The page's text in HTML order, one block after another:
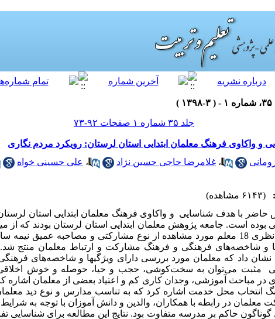
جلد ۳۵ شماره ۱ صفحات ۹۲-۷۳
و واکاوی فرهنگ معلمان ابتدایی استان لرستان: رویکرد مردم نگاری
، غلامرضا حاجی حسین نژاد ، علی حسینی خواه
(۶۱۴۳ مشاهده)
حاضر با هدف شناسایی و واکاوی فرهنگ معلمان ابتدایی استان
بوده است. جامعه پژوهش معلمان ابتدایی استان لرستان بودند که از
اشباع نظری 18 معلم مورد مشاهده از نوع مشارکتی و مصاحبه عمیق
و شاخصه­‌های فرهنگی و فرهنگ مشارکت و ارتباط معلمان منتج شد.
نشان داد که معلمان مورد بررسی دارای ویژگیها و شاخصه‌­های
مثبت می­‌توان به سخت­‌کوشی، حجب و حیا، حوصله و خوش اخلاقی و
در مباحث آموزشی، وجدان کاری کم و اعتیاد بعضی از معلمان
انتخاب محل خدمت اشاره کرد که به تناسب مدارس و نوع دید
معلمان در رابطه با همکاران، والدین و دانش آموزان با توجه به
حاکم بر مدرسه متفاوت بود. نتایج این مطالعه برای شناسایی